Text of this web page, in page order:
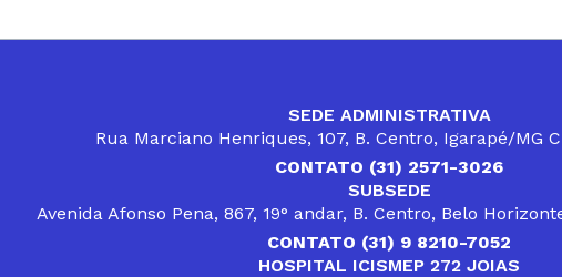
SEDE ADMINISTRATIVA
Rua Marciano Henriques, 107, B. Centro, Igarapé/MG
CONTATO (31) 2571-3026
SUBSEDE
Avenida Afonso Pena, 867, 19° andar, B. Centro, Belo
CONTATO (31) 9 8210-7052
HOSPITAL ICISMEP 272 JOIAS